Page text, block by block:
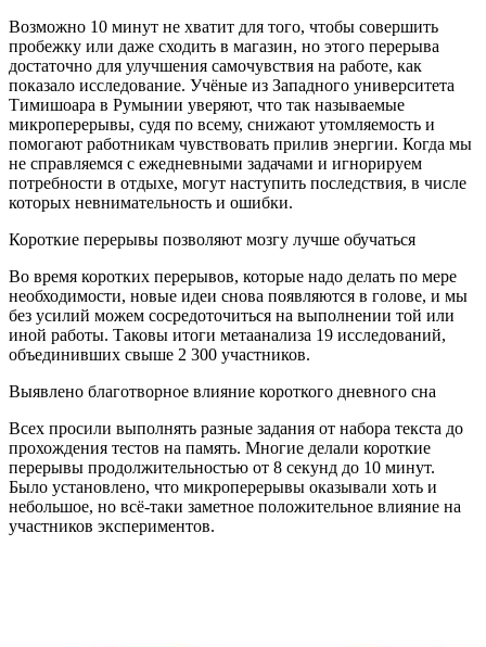
Возможно 10 минут не хватит для того, чтобы совершить
пробежку или даже сходить в магазин, но этого перерыва
достаточно для улучшения самочувствия на работе, как
показало исследование. Учёные из Западного университета
Тимишоара в Румынии уверяют, что так называемые
микроперерывы, судя по всему, снижают утомляемость и
помогают работникам чувствовать прилив энергии. Когда мы
не справляемся с ежедневными задачами и игнорируем
потребности в отдыхе, могут наступить последствия, в числе
которых невнимательность и ошибки.
Короткие перерывы позволяют мозгу лучше обучаться
Во время коротких перерывов, которые надо делать по мере
необходимости, новые идеи снова появляются в голове, и мы
без усилий можем сосредоточиться на выполнении той или
иной работы. Таковы итоги метаанализа 19 исследований,
объединивших свыше 2 300 участников.
Выявлено благотворное влияние короткого дневного сна
Всех просили выполнять разные задания от набора текста до
прохождения тестов на память. Многие делали короткие
перерывы продолжительностью от 8 секунд до 10 минут.
Было установлено, что микроперерывы оказывали хоть и
небольшое, но всё-таки заметное положительное влияние на
участников экспериментов.